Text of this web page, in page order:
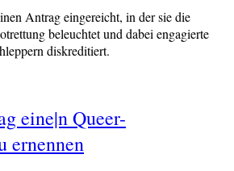
Antrag eingereicht, in der sie die
beleuchtet und dabei engagierte
diskreditiert.
eine|n Queer-
ernennen